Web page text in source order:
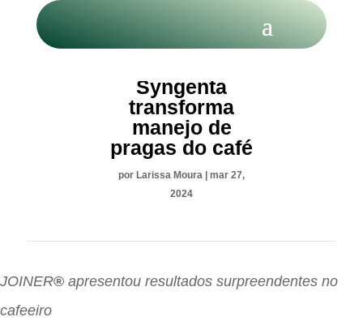
Syngenta
transforma
manejo de
pragas do café
por Larissa Moura | mar 27,
2024
JOINER® apresentou resultados surpreendentes no
cafeeiro